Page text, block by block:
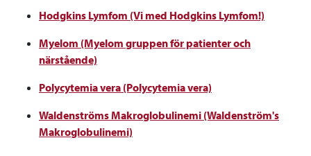
Hodgkins Lymfom (Vi med Hodgkins Lymfom!)
Myelom (Myelom gruppen för patienter och
närstående)
Polycytemia vera (Polycytemia vera)
Waldenströms Makroglobulinemi (Waldenström's
Makroglobulinemi)